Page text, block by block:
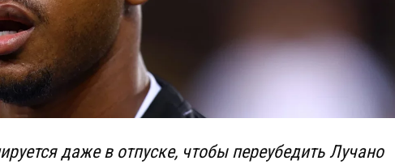
даже в отпуске, чтобы переубедить Лучано